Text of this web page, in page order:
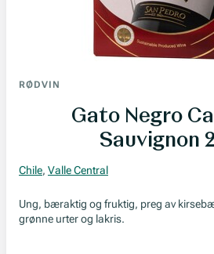
RØDVIN
Gato Negro
Sauvignon
Chile, Valle Central
Ung, bæraktig og fruktig, preg av
grønne urter og lakris.